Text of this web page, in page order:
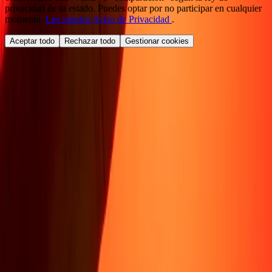
privacidad de tu estado. Puedes optar por no participar en cualquier
momento. Lee nuestro Aviso de Privacidad .
Aceptar todo Rechazar todo Gestionar cookies